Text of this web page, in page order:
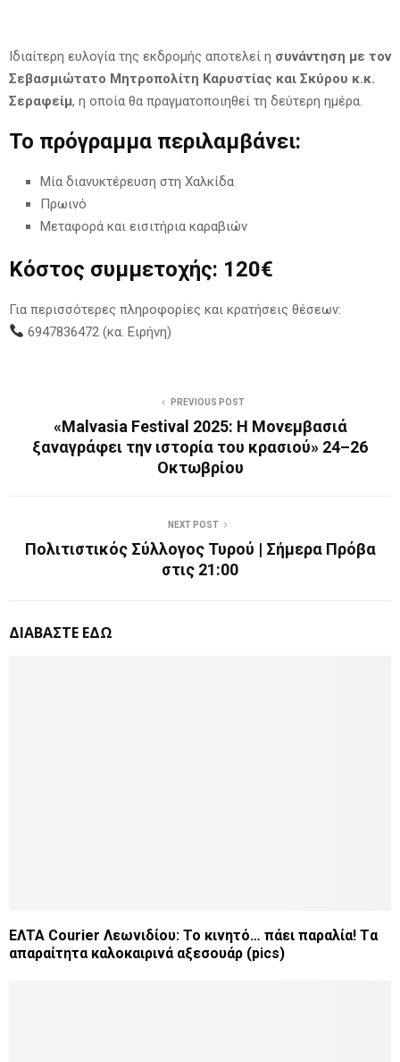
Ιδιαίτερη ευλογία της εκδρομής αποτελεί η συνάντηση με τον
Σεβασμιώτατο Μητροπολίτη Καρυστίας και Σκύρου κ.κ.
Σεραφείμ, η οποία θα πραγματοποιηθεί τη δεύτερη ημέρα.
Το πρόγραμμα περιλαμβάνει:
Μία διανυκτέρευση στη Χαλκίδα
Πρωινό
Μεταφορά και εισιτήρια καραβιών
Κόστος συμμετοχής: 120€
Για περισσότερες πληροφορίες και κρατήσεις θέσεων:
6947836472 (κα. Ειρήνη)
PREVIOUS POST
«Malvasia Festival 2025: Η Μονεμβασιά
ξαναγράφει την ιστορία του κρασιού» 24–26
Οκτωβρίου
NEXT POST
Πολιτιστικός Σύλλογος Τυρού | Σήμερα Πρόβα
στις 21:00
ΔΙΑΒΑΣΤΕ ΕΔΩ
ΕΛΤΑ Courier Λεωνιδίου: Το κινητό… πάει παραλία! Tα
απαραίτητα καλοκαιρινά αξεσουάρ (pics)